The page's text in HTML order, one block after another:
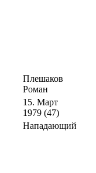
Плешаков
Роман
15. Март
1979 (47)
Нападающий